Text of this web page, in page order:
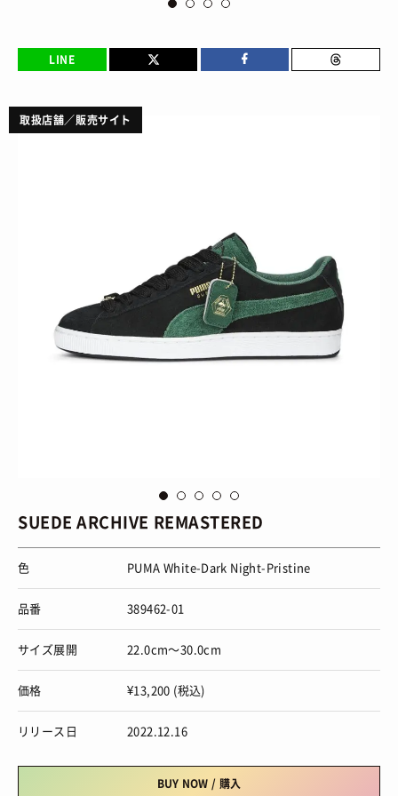
LINE
取扱店舗／販売サイト
SUEDE ARCHIVE REMASTERED
色 PUMA White-Dark Night-Pristine
品番 389462-01
サイズ展開 22.0cm～30.0cm
価格 ¥13,200 (税込)
リリース日 2022.12.16
BUY NOW / 購入